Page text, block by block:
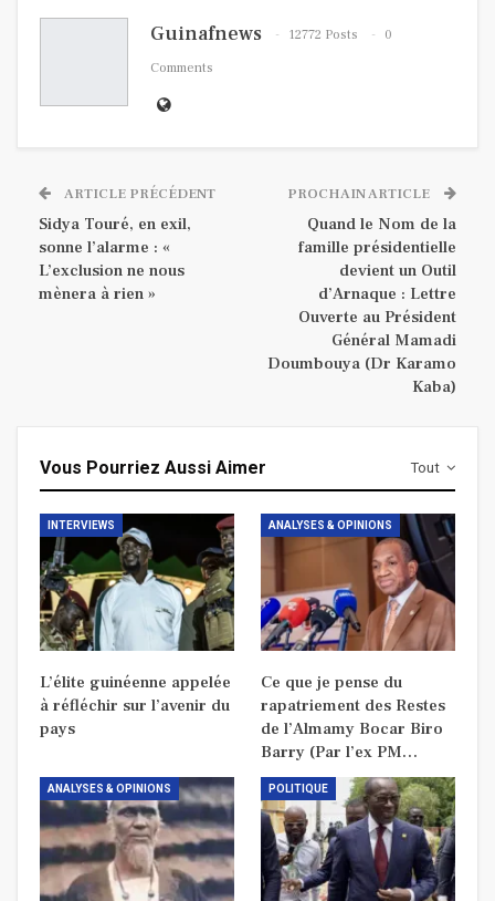
Guinafnews 12772 Posts
0
Comments
ARTICLE PRÉCÉDENT
Sidya Touré, en exil,
sonne l’alarme : «
L’exclusion ne nous
mènera à rien »
PROCHAIN ARTICLE
Quand le Nom de la
famille présidentielle
devient un Outil
d’Arnaque : Lettre
Ouverte au Président
Général Mamadi
Doumbouya (Dr Karamo
Kaba)
Tout
Vous Pourriez Aussi Aimer
INTERVIEWS
L’élite guinéenne appelée
à réfléchir sur l’avenir du
pays
ANALYSES & OPINIONS
Ce que je pense du
rapatriement des Restes
de l’Almamy Bocar Biro
Barry (Par l’ex PM…
ANALYSES & OPINIONS POLITIQUE